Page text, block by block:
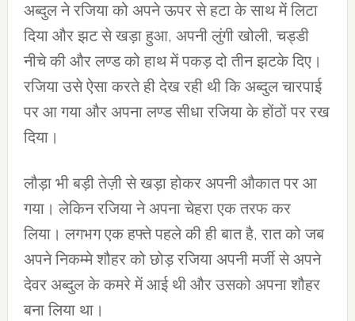
अब्दुल ने रजिया को अपने ऊपर से हटा के साथ में लिटा
दिया और झट से खड़ा हुआ, अपनी लुंगी खोली, चड्डी
नीचे की और लण्ड को हाथ में पकड़ दो तीन झटके दिए।
रजिया उसे ऐसा करते ही देख रही थी कि अब्दुल चारपाई
पर आ गया और अपना लण्ड सीधा रजिया के होंठों पर रख
दिया।
लौड़ा भी बड़ी तेज़ी से खड़ा होकर अपनी औकात पर आ
गया। लेकिन रजिया ने अपना चेहरा एक तरफ कर
लिया। लगभग एक हफ्ते पहले की ही बात है, रात को जब
अपने निकम्मे शौहर को छोड़ रजिया अपनी मर्जी से अपने
देवर अब्दुल के कमरे में आई थी और उसको अपना शौहर
बना लिया था।